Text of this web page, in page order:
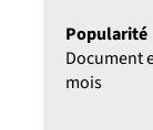
Popularité
Document
mois